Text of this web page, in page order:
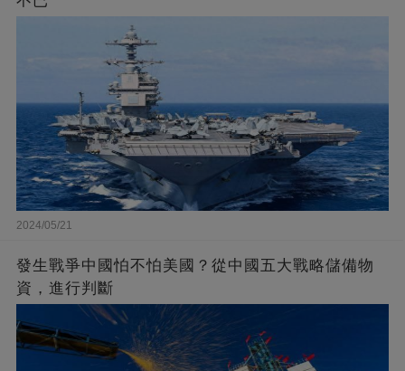
2024/05/21
發生戰爭中國怕不怕美國？從中國五大戰略儲備物
資，進行判斷